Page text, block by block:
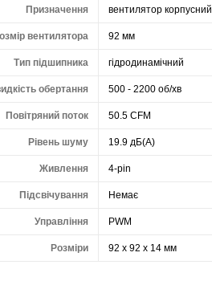
Призначення вентилятор корпусний
вентилятора 92 мм
Тип підшипника гідродинамічний
обертання 500 - 2200 об/хв
Повітряний поток 50.5 CFM
Рівень шуму 19.9 дБ(А)
Живлення 4-pin
Підсвічування Немає
Управління PWM
Розміри 92 x 92 x 14 мм